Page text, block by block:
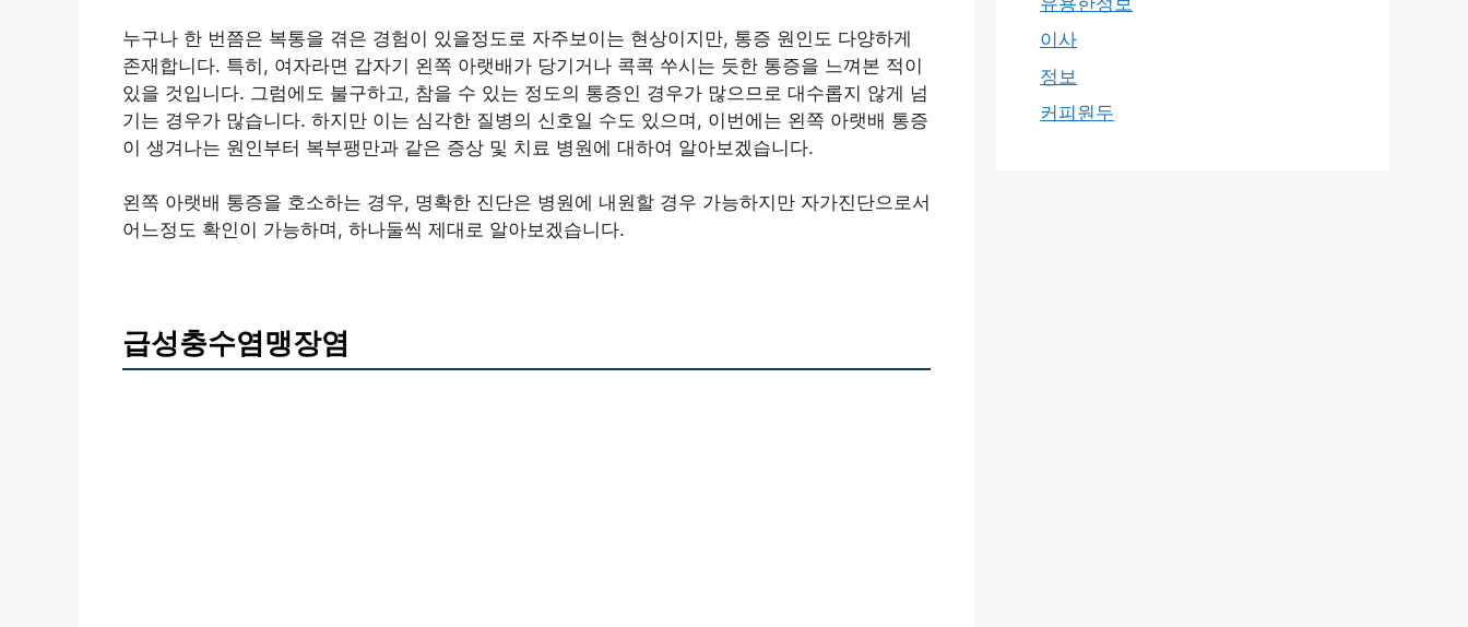
누구나 한 번쯤은 복통을 겪은 경험이 있을정도로 자주보이는 현상이지만, 통증 원인도 다양하게
존재합니다. 특히, 여자라면 갑자기 왼쪽 아랫배가 당기거나 콕콕 쑤시는 듯한 통증을 느껴본 적이
있을 것입니다. 그럼에도 불구하고, 참을 수 있는 정도의 통증인 경우가 많으므로 대수롭지 않게 넘
기는 경우가 많습니다. 하지만 이는 심각한 질병의 신호일 수도 있으며, 이번에는 왼쪽 아랫배 통증
이 생겨나는 원인부터 복부팽만과 같은 증상 및 치료 병원에 대하여 알아보겠습니다.
왼쪽 아랫배 통증을 호소하는 경우, 명확한 진단은 병원에 내원할 경우 가능하지만 자가진단으로서
어느정도 확인이 가능하며, 하나둘씩 제대로 알아보겠습니다.
급성충수염맹장염
이사
정보
커피원두